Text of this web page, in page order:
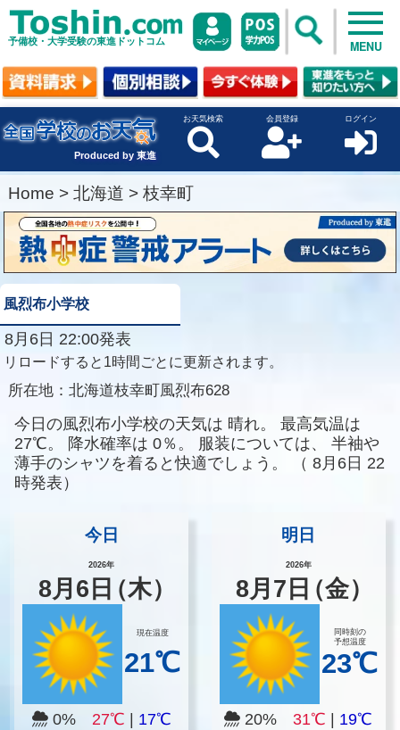
予備校・大学受験の東進ドットコム MENU
Produced by 東進
お天気検索 会員登録 ログイン
Home > 北海道 > 枝幸町
風烈布小学校
8月6日 22:00発表
リロードすると1時間ごとに更新されます。
所在地： 北海道枝幸町風烈布628
今日の風烈布小学校の天気は 晴れ。
最高気温は
27℃。
降水確率は 0％。 服装については、
半袖や
薄手のシャツを着ると快適でしょう。
（ 8月6日 22
時発表）
今日
2026年
8月 6 日（木）
現在温度
21℃
0% 27℃ 17℃
明日
2026年
8月 7 日（金）
同時刻の
予想温度
23℃
20%31℃ 19℃